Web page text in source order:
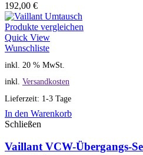
192,00 €
Produkte vergleichen
Quick View
Wunschliste
inkl. 20 % MwSt.
inkl. Versandkosten
Lieferzeit: 1-3 Tage
In den Warenkorb
Schließen
Vaillant VCW-Übergangs-